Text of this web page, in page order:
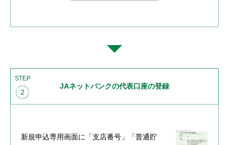
STEP
2
JAネットバンクの代表口座の登録
新規申込専用画面に「支店番号」「普通貯